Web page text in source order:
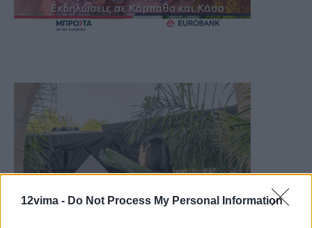
12vima - Do Not Process My Personal Information